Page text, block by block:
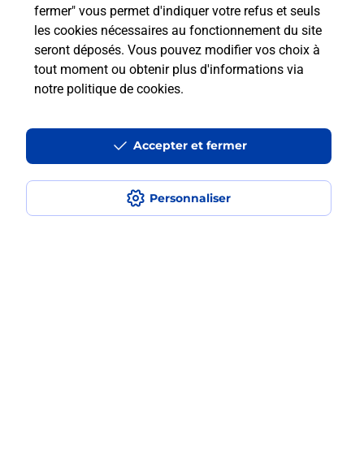
fermer" vous permet d'indiquer votre refus et seuls
les cookies nécessaires au fonctionnement du site
seront déposés. Vous pouvez modifier vos choix à
tout moment ou obtenir plus d'informations via
notre politique de cookies.
Personnaliser
Accepter et fermer
Questions fréquemment posées
La téléassistance classique avec
médaillon d’alarme qu’est ce que
Comment fonctionne la